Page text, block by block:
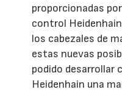
proporcionadas
control
los cabezales de
estas nuevas
podido desarrollar
Heidenhain una